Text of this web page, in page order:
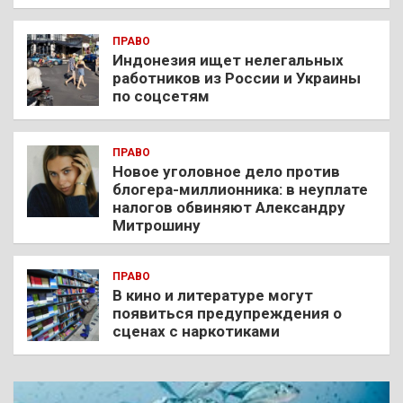
ПРАВО
Индонезия ищет нелегальных
работников из России и Украины
по соцсетям
ПРАВО
Новое уголовное дело против
блогера-миллионника: в неуплате
налогов обвиняют Александру
Митрошину
ПРАВО
В кино и литературе могут
появиться предупреждения о
сценах с наркотиками